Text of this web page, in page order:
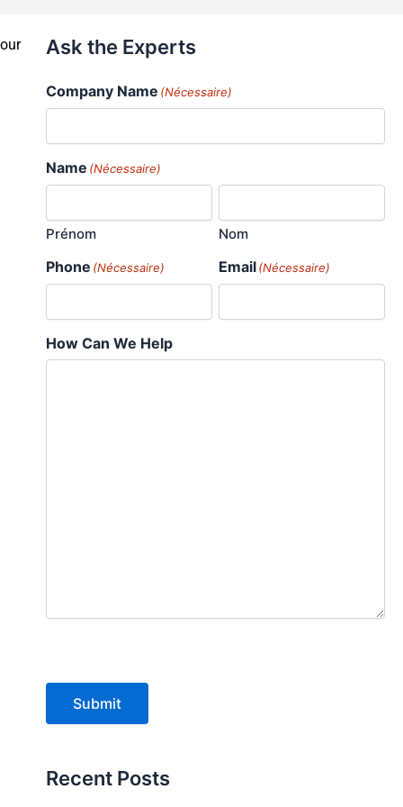
Ask the Experts
Company Name (Nécessaire)
Name (Nécessaire)
Prénom Nom
Phone (Nécessaire) Email(Nécessaire)
How Can We Help
Submit
Recent Posts